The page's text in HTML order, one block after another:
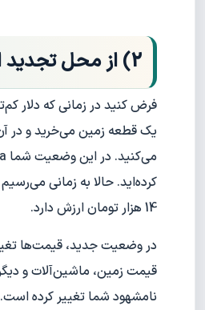
2) از محل تجدید ارزیابی
یک قطعه زمین می‌خرید و در آن
می‌کنید. در این وضعیت شما a تومان
کرده‌اید. حالا به زمانی
14 هزار تومان ارزش دارد.
در وضعیت جدید، قیمت‌ها
قیمت زمین، ماشین‌آلات و
نامشهود شما تغییر کرده